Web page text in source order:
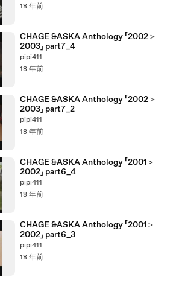
18 年前
CHAGE &ASKA Anthology 「2002＞
2003」 part7_4
pipi411
18 年前
CHAGE &ASKA Anthology 「2002＞
2003」 part7_2
pipi411
18 年前
CHAGE &ASKA Anthology 「2001＞
2002」 part6_4
pipi411
18 年前
CHAGE &ASKA Anthology 「2001＞
2002」 part6_3
pipi411
18 年前